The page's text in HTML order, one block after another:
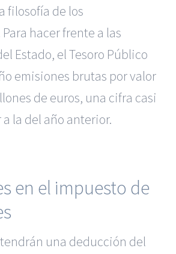
filosofía de los
hacer frente a las
Estado, el Tesoro Público
emisiones brutas por valor
de euros, una cifra casi
la del año anterior.
en el impuesto de
una deducción del